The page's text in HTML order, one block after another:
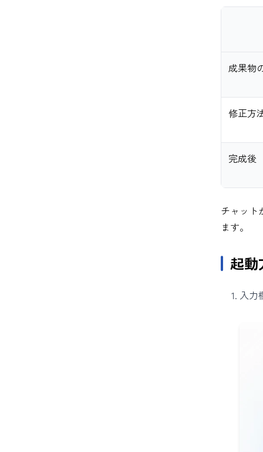
成果物
修正方
完成後
チャット
ます。
起動
入力